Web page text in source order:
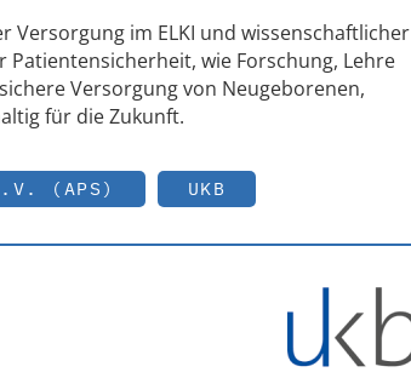
im ELKI und wissenschaftlicher
Patientensicherheit, wie Forschung, Lehre
Versorgung von Neugeborenen,
für die Zukunft.
(APS) UKB